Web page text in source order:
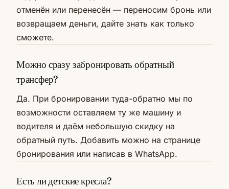
отменён или перенесён — переносим бронь или
возвращаем деньги, дайте знать как только
сможете.
Можно сразу забронировать обратный
трансфер?
Да. При бронировании туда-обратно мы по
возможности оставляем ту же машину и
водителя и даём небольшую скидку на
обратный путь. Добавить можно на странице
бронирования или написав в WhatsApp.
Есть ли детские кресла?